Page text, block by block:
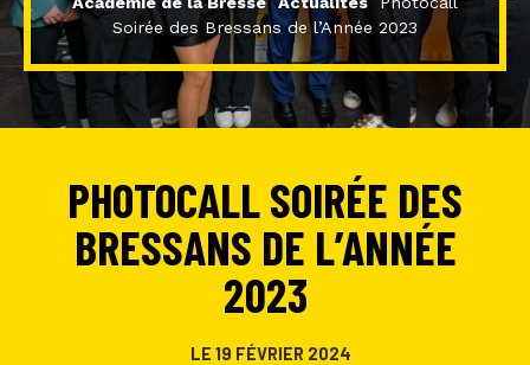
Soirée des Bressans de l’Année 2023
PHOTOCALL SOIRÉE DES
BRESSANS DE L’ANNÉE
2023
LE 19 FÉVRIER 2024